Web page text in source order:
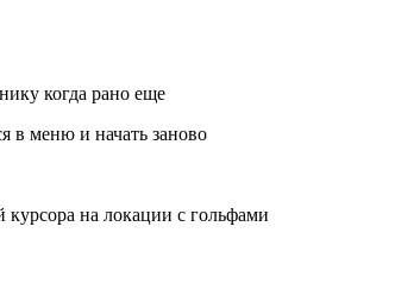
когда рано еще
в меню и начать заново
курсора на локации с гольфами